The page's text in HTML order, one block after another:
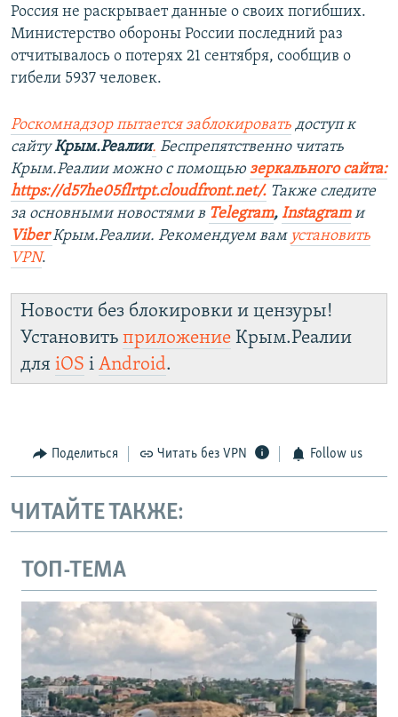
Россия не раскрывает данные о своих погибших.
Министерство обороны России последний раз
отчитывалось о потерях 21 сентября, сообщив о
гибели 5937 человек.
Роскомнадзор пытается заблокировать доступ к
сайтуКрым.Реалии. Беспрепятственно читать
Крым.Реалии можно с помощью зеркального сайта:
https://d57he05flrtpt.cloudfront.net/. Также следите
за основными новостями в Telegram, Instagramи
ViberКрым.Реалии. Рекомендуем вам установить
VPN.
Новости без блокировки и цензуры!
Установить приложение Крым.Реалии
для iOS і Android.
Поделиться Читать без VPN Follow us
ЧИТАЙТЕ ТАКЖЕ:
ТОП-ТЕМА